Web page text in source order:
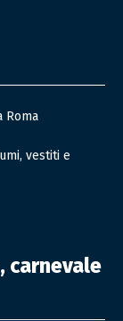
Roma
vestiti e
carnevale